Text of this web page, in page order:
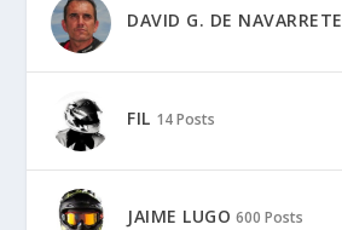
DAVID G. DE NAVARRETE
FIL 14 Posts
JAIME LUGO 600 Posts